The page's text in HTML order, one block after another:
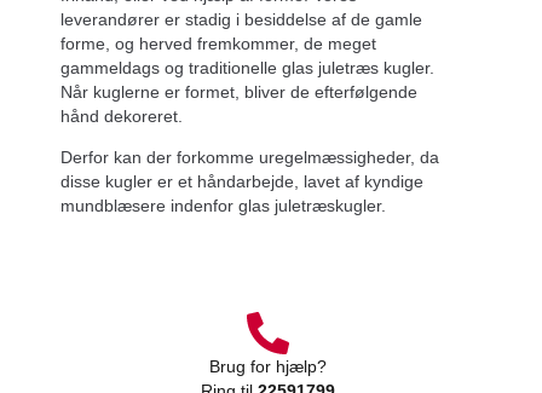
Brug for hjælp?
leverandører er stadig i besiddelse af de gamle
forme, og herved fremkommer, de meget
gammeldags og traditionelle glas juletræs kugler.
Når kuglerne er formet, bliver de efterfølgende
hånd dekoreret.
Derfor kan der forkomme uregelmæssigheder, da
disse kugler er et håndarbejde, lavet af kyndige
mundblæsere indenfor glas juletræskugler.